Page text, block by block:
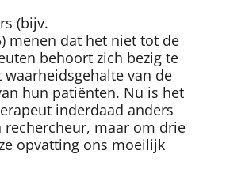
(bijv.
menen dat het niet tot de
behoort zich bezig te
van de
hun patiënten. Nu is het
inderdaad anders
rechercheur, maar om drie
opvatting ons moeilijk